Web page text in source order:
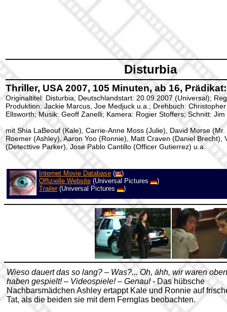
Disturbia
Thriller, USA 2007, 105 Minuten, ab 16,
Originaltitel: Disturbia; Deutschlandstart: 20.09.2007 (Universal);
Produktion: Jackie Marcus, Joe Medjuck u.a.; Drehbuch:
Ellsworth; Musik: Geoff Zanelli; Kamera: Rogier Stoffers; Schnitt: Jim
mit Shia LaBeouf (Kale), Carrie-Anne Moss (Julie), David Morse
Roemer (Ashley), Aaron Yoo (Ronnie), Matt Craven (Daniel Brecht),
(Detecttive Parker), Jose Pablo Cantillo (Officer Gutierrez) u.a.
Internet Movie Database (
)
Offizielle Website (Universal Pictures
)
Trailer(Universal Pictures )
Wieso dauert das so lang? – Was?... Oh, ähh, wir waren
haben gespielt! – Videospiele! – Genau! - Das hübsche
Nachbarsmädchen Ashley ertappt Kale und Ronnie auf
Tat, als die beiden sie mit dem Fernglas beobachten.